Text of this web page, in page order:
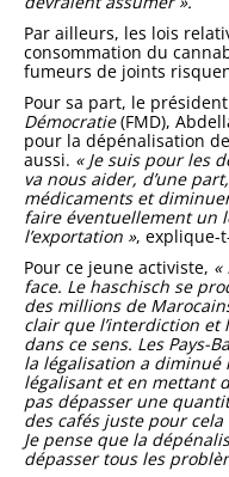
Par ailleurs, les lois
consommation du
fumeurs de joints
Pour sa part, le
Démocratie(FMD),
pour la dépénalisa­tion
aussi. « Je suis pour les
va nous aider, d’une
médicaments et
faire éventuellement un
l’exportation », explique-
Pour ce jeune activiste, «
face. Le haschisch se
des millions de
clair que l’interdiction et
dans ce sens. Les Pays-
la légalisation a diminué
légalisant et en mettant
pas dépasser une
des cafés juste pour
Je pense que la
dépasser tous les